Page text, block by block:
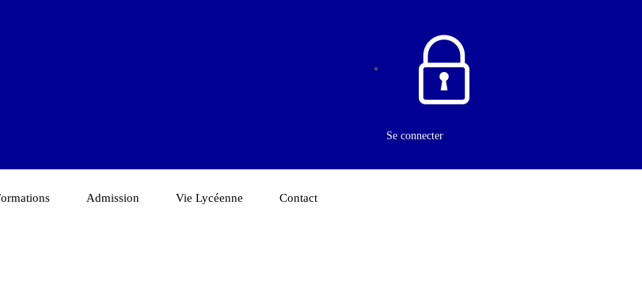
Se connecter
Admission Vie Lycéenne Contact